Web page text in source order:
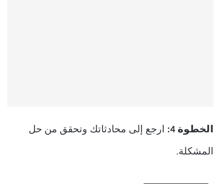
الخطوة 4: ارجع إلى محادثاتك وتحقق من حل
المشكلة.